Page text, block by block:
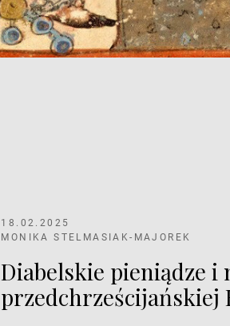
18.02.2025
MONIKA STELMASIAK-MAJOREK
Diabelskie pieniądze i
przedchrześcijańskiej